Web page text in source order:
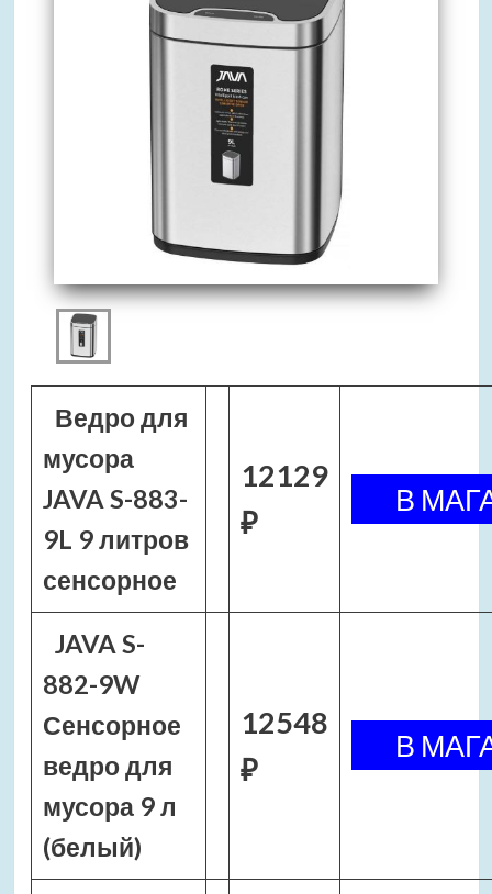
Ведро для
мусора
JAVA S-883-
9L 9 литров
сенсорное
12129
₽
JAVA S-
882-9W
Сенсорное
ведро для
мусора 9 л
(белый)
12548
₽